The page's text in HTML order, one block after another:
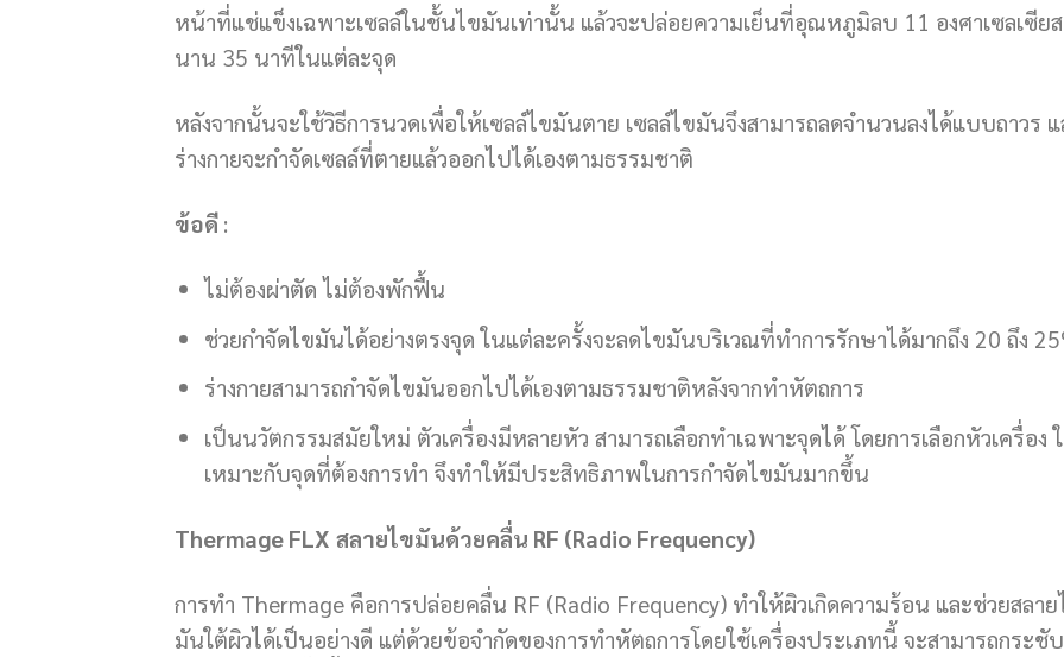
หน้าที่แช่แข็งเฉพาะเซลล์ในชั้นไขมันเท่านั้น แล้วจะปล่อยความเย็นที่อุณหภูมิลบ 11 องศาเซลเซียส
นาน 35 นาทีในแต่ละจุด
หลังจากนั้นจะใช้วิธีการนวดเพื่อให้เซลล์ไขมันตาย เซลล์ไขมันจึงสามารถลดจำนวนลงได้แบบถาวร
ร่างกายจะกำจัดเซลล์ที่ตายแล้วออกไปได้เองตามธรรมชาติ
ข้อดี :
ไม่ต้องผ่าตัด ไม่ต้องพักฟื้น
ช่วยกำจัดไขมันได้อย่างตรงจุด ในแต่ละครั้งจะลดไขมันบริเวณที่ทำการรักษาได้มากถึง 20 ถึง
ร่างกายสามารถกำจัดไขมันออกไปได้เองตามธรรมชาติหลังจากทำหัตถการ
เป็นนวัตกรรมสมัยใหม่ ตัวเครื่องมีหลายหัว สามารถเลือกทำเฉพาะจุดได้ โดยการเลือกหัวเครื่อง
เหมาะกับจุดที่ต้องการทำ จึงทำให้มีประสิทธิภาพในการกำจัดไขมันมากขึ้น
Thermage FLX สลายไขมันด้วยคลื่น RF (Radio Frequency)
การทำ Thermage คือการปล่อยคลื่น RF (Radio Frequency) ทำให้ผิวเกิดความร้อน และช่วยสลาย
มันใต้ผิวได้เป็นอย่างดี แต่ด้วยข้อจำกัดของการทำหัตถการโดยใช้เครื่องประเภทนี้ จะสามารถกระชั